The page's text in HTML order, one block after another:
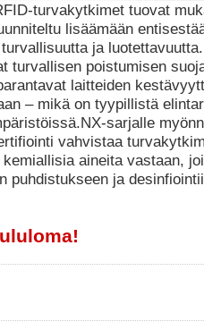
turvakytkimet tuovat
lisäämään
ja
turvallisen poistumisen
laitteiden
– mikä on tyypillistä
sarjalle
vahvistaa
aineita vastaan,
puhdistukseen ja